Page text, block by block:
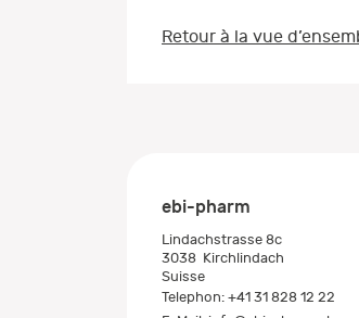
Retour à la vue
ebi-pharm
Lindachstrasse 8c
3038 Kirchlindach
Suisse
Telephon: +41 31 828 12 22